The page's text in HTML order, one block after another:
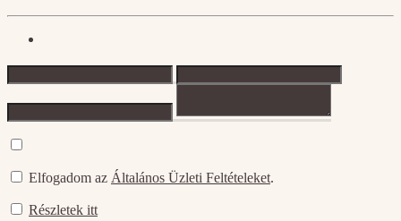
Elfogadom az Általános Üzleti Feltételeket.
Részletek itt